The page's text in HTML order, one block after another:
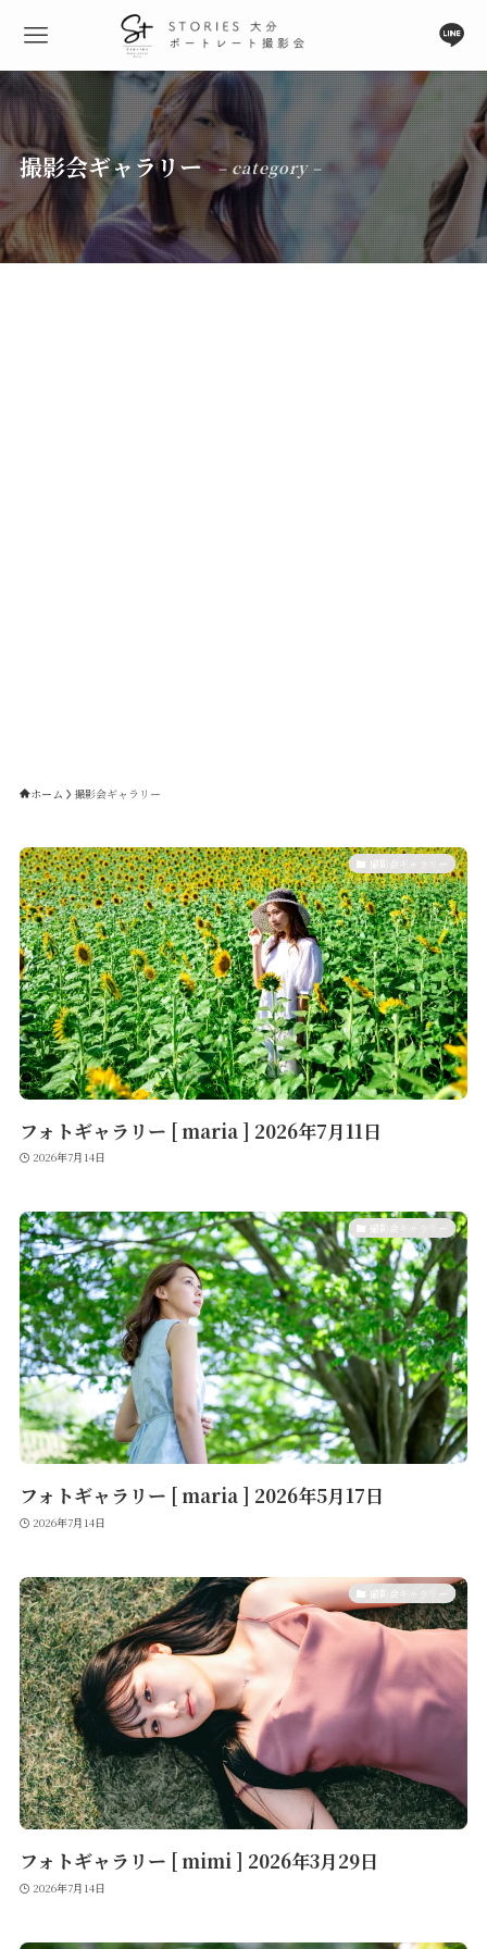
撮影会ギャラリー – category –
ホーム 撮影会ギャラリー
撮影会ギャラリー
フォトギャラリー [ maria ] 2026年7月11日
2026年7月14日
撮影会ギャラリー
フォトギャラリー [ maria ] 2026年5月17日
2026年7月14日
撮影会ギャラリー
フォトギャラリー [ mimi ] 2026年3月29日
2026年7月14日